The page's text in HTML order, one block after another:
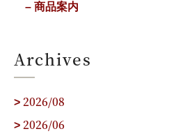
– 商品案内
Archives
> 2026/08
> 2026/06